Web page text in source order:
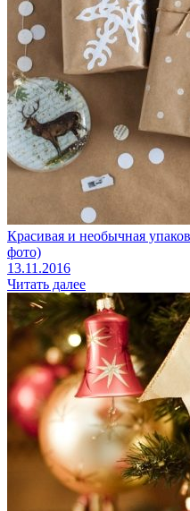
Красивая и необычная
фото)
13.11.2016
Читать далее